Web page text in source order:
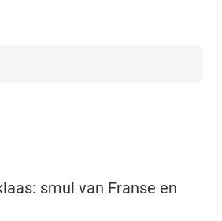
smul van Franse en